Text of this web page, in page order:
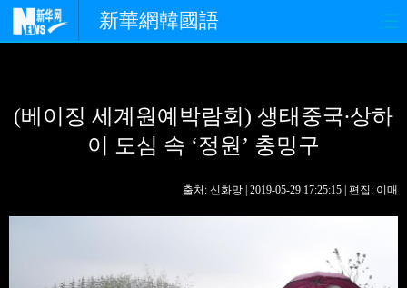
新華網韓國語
경제 사회 포토
핫 TV
(베이징 세계원예박람회) 생태중국∙상하
이 도심 속 ‘정원’ 충밍구
출처: 신화망 | 2019-05-29 17:25:15 | 편집: 이매